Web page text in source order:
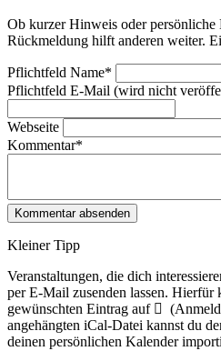
Ob kurzer Hinweis oder persönliche
Rückmeldung hilft anderen weiter.
Pflichtfeld Name*
Pflichtfeld E-Mail (wird nicht
Webseite
Kommentar*
Kleiner Tipp
Veranstaltungen, die dich
per E‑Mail zusenden lassen.
gewünschten Eintrag auf
angehängten iCal-Datei kannst du
deinen persönlichen Kalender